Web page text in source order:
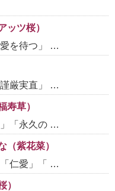
ッツ桜）
を待つ」 …
厳実直」 …
寿草）
「永久の …
（紫花菜）
仁愛」「 …
）